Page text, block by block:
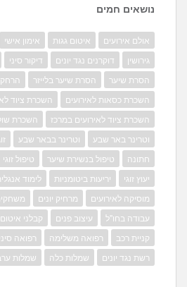
נושאים חמים
אולם אירועים איטום גגות אימון אישי
גירושין
דוקרנים נגד יונים דיקור סיני
הסרת שיער
הסרת שיער בלייזר
השכרת כסאות לאירועים
השכרת ציוד
השכרת ציוד לאירועים במרכז
השכרת
וטרינר באר שבע
וטרינר בבאר שבע
חתונה
טיפול בנשירת שיער טיפול זוגי
יעוץ זוגי
יריעות ביטומניות לימוד
מוסיקה לאירועים
מרחיק יונים
עבודה בחו"ל
עיצוב פנים קבלני איטום
קניית רכב
רפואה משלימה רפואה
רשת נגד יונים
שמלות כלה שמלות